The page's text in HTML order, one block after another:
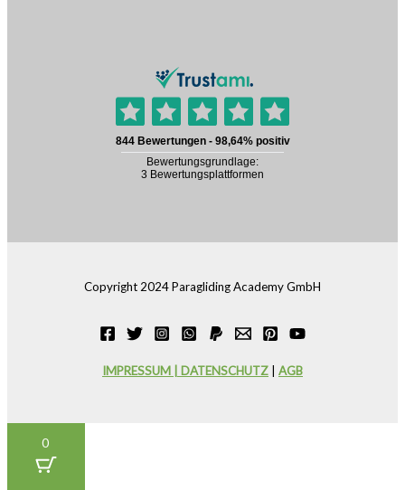
Copyright 2024 Paragliding Academy GmbH
IMPRESSUM | DATENSCHUTZ | AGB
0